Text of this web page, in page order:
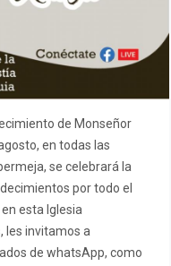
de Monseñor
en todas las
se celebrará la
por todo el
esta Iglesia
les invitamos a
de whatsApp, como